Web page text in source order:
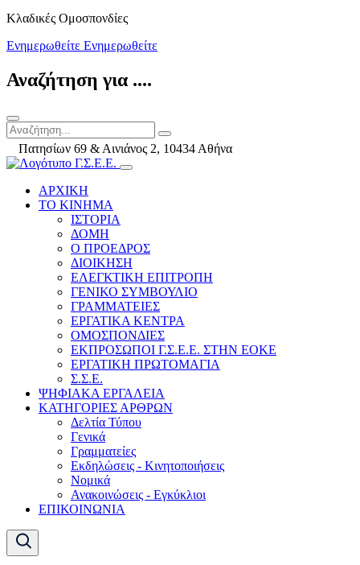
Kλαδικές Ομοσπονδίες
Ενημερωθείτε Ενημερωθείτε
Αναζήτηση για ....
Πατησίων 69 & Αινιάνος 2, 10434 Αθήνα
ΑΡΧΙΚΗ
ΤΟ ΚΙΝΗΜΑ
ΙΣΤΟΡΙΑ
ΔΟΜΗ
Ο ΠΡΟΕΔΡΟΣ
ΔΙΟΙΚΗΣΗ
ΕΛΕΓΚΤΙΚΗ ΕΠΙΤΡΟΠΗ
ΓΕΝΙΚΟ ΣΥΜΒΟΥΛΙΟ
ΓΡΑΜΜΑΤΕΙΕΣ
ΕΡΓΑΤΙΚΑ ΚΕΝΤΡΑ
ΟΜΟΣΠΟΝΔΙΕΣ
ΕΚΠΡΟΣΩΠΟΙ Γ.Σ.Ε.Ε. ΣΤΗΝ ΕΟΚΕ
ΕΡΓΑΤΙΚΗ ΠΡΩΤΟΜΑΓΙΑ
Σ.Σ.Ε.
ΨΗΦΙΑΚΑ ΕΡΓΑΛΕΙΑ
ΚΑΤΗΓΟΡΙΕΣ ΑΡΘΡΩΝ
Δελτία Τύπου
Γενικά
Γραμματείες
Εκδηλώσεις - Κινητοποιήσεις
Νομικά
Ανακοινώσεις - Εγκύκλιοι
ΕΠΙΚΟΙΝΩΝΙΑ